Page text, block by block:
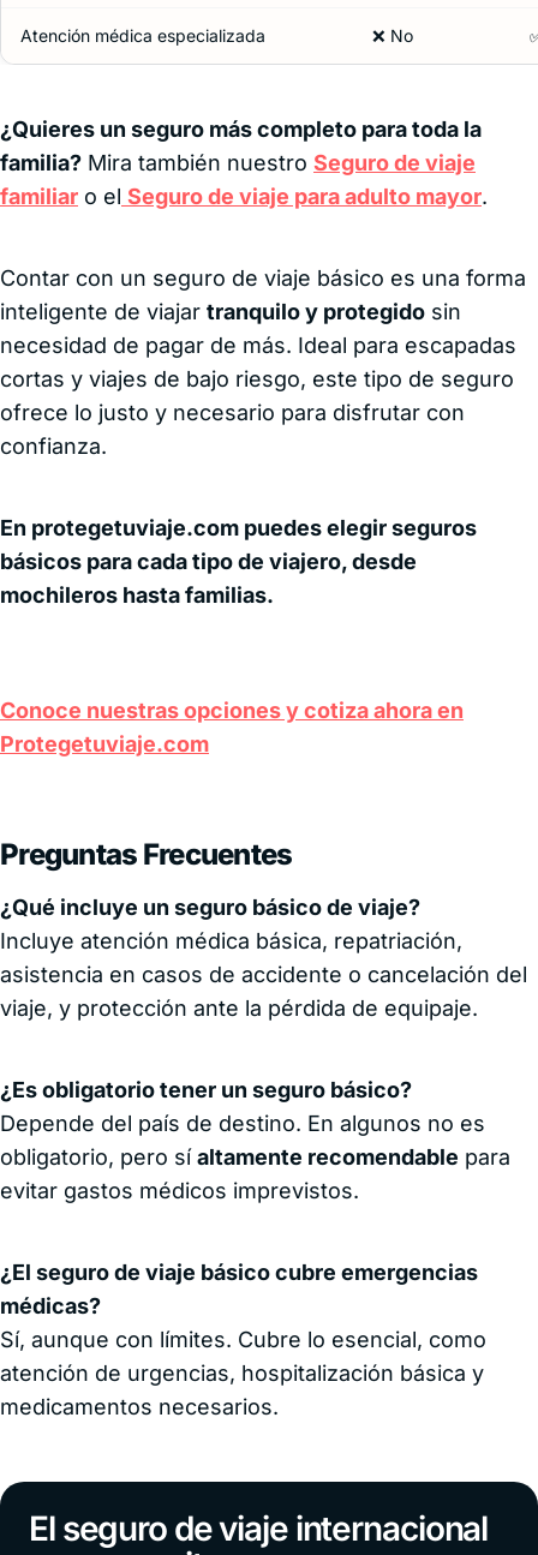
Atención médica especializada ❌ No
¿Quieres un seguro más completo para toda la
familia? Mira también nuestro Seguro de viaje
familiar o el Seguro de viaje para adulto mayor.
Contar con un seguro de viaje básico es una forma
inteligente de viajar tranquilo y protegido sin
necesidad de pagar de más. Ideal para escapadas
cortas y viajes de bajo riesgo, este tipo de seguro
ofrece lo justo y necesario para disfrutar con
confianza.
En protegetuviaje.com puedes elegir seguros
básicos para cada tipo de viajero, desde
mochileros hasta familias.
Conoce nuestras opciones y cotiza ahora en
Protegetuviaje.com
Preguntas Frecuentes
¿Qué incluye un seguro básico de viaje?
Incluye atención médica básica, repatriación,
asistencia en casos de accidente o cancelación del
viaje, y protección ante la pérdida de equipaje.
¿Es obligatorio tener un seguro básico?
Depende del país de destino. En algunos no es
obligatorio, pero síaltamente recomendable para
evitar gastos médicos imprevistos.
¿El seguro de viaje básico cubre emergencias
médicas?
Sí, aunque con límites. Cubre lo esencial, como
atención de urgencias, hospitalización básica y
medicamentos necesarios.
El seguro de viaje internacional